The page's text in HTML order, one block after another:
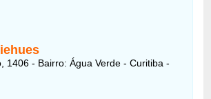
1406 - Bairro: Água Verde - Curitiba -